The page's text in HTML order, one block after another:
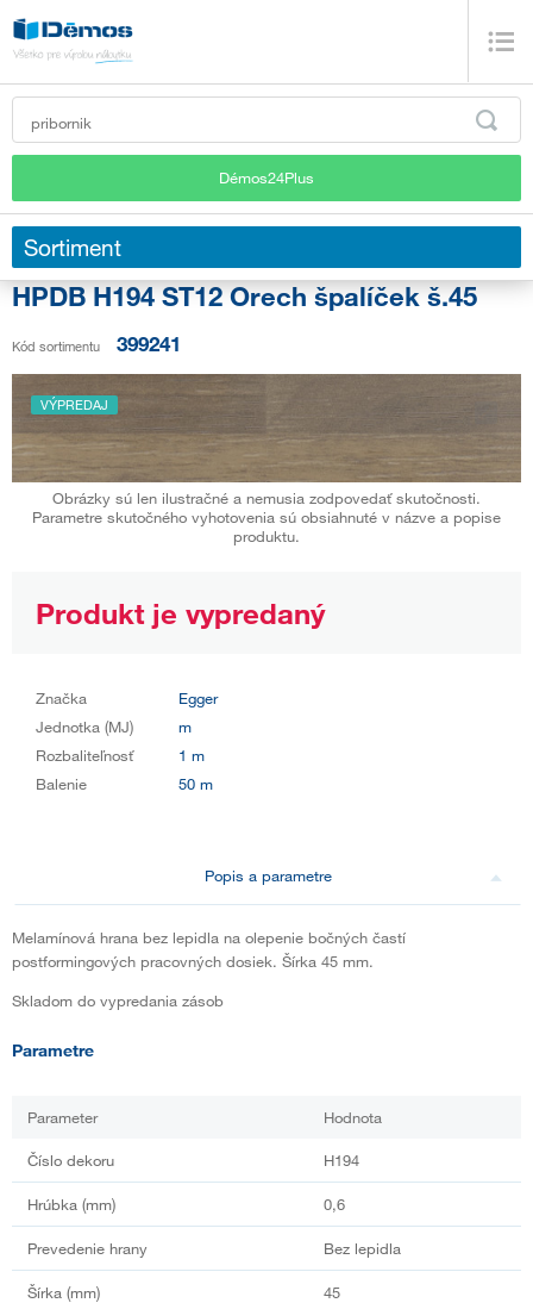
Démos24Plus
Sortiment
HPDB H194 ST12 Orech špalíček š.45
Kód sortimentu 399241
VÝPREDAJ
Obrázky sú len ilustračné a nemusia zodpovedať skutočnosti.
Parametre skutočného vyhotovenia sú obsiahnuté v názve a popise
produktu.
Produkt je vypredaný
Značka
Egger
Jednotka (MJ)
m
Rozbaliteľnosť
1 m
Balenie
50 m
Popis a parametre
Melamínová hrana bez lepidla na olepenie bočných častí
postformingových pracovných dosiek. Šírka 45 mm.
Skladom do vypredania zásob
Parametre
Parameter Hodnota
Číslo dekoru H194
Hrúbka (mm) 0,6
Prevedenie hrany Bez lepidla
Šírka (mm) 45